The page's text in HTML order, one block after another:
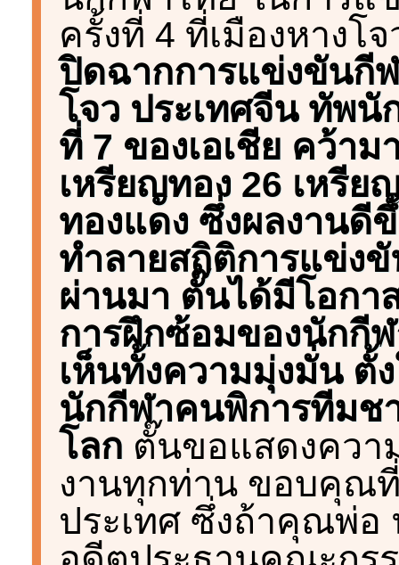
ครั้งที่ 4 ที่เมืองหางโ
ปิดฉากการแข่งขันกีฬ
โจว ประเทศจีน ทัพ
ที่ 7 ของเอเชีย คว้าม
เหรียญทอง 26 เหรีย
ทองแดง ซึ่งผลงานดี
ทำลายสถิติการแข่ง
ผ่านมา ตั๊นได้มีโอกา
การฝึกซ้อมของนักกี
เห็นทั้งความมุ่งมั่น ตั้
นักกีฬาคนพิการทีมช
โลก ตั๊นขอแสดงคว
งานทุกท่าน ขอบคุณ
ประเทศ ซึ่งถ้าคุณพ่